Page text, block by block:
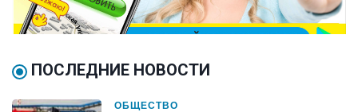
ПОСЛЕДНИЕ НОВОСТИ
ОБЩЕСТВО